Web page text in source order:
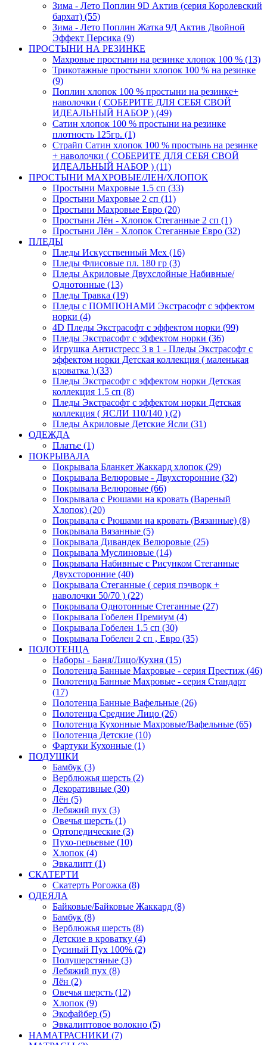
Зима - Лето Поплин 9D Актив (серия Королевский
бархат) (55)
Зима - Лето Поплин Жатка 9Д Актив Двойной
Эффект Персика (9)
ПРОСТЫНИ НА РЕЗИНКЕ
Махровые простыни на резинке хлопок 100 % (13)
Трикотажные простыни хлопок 100 % на резинке
(9)
Поплин хлопок 100 % простыни на резинке+
наволочки ( СОБЕРИТЕ ДЛЯ СЕБЯ СВОЙ
ИДЕАЛЬНЫЙ НАБОР ) (49)
Сатин хлопок 100 % простыни на резинке
плотность 125гр. (1)
Страйп Сатин хлопок 100 % простынь на резинке
+ наволочки ( СОБЕРИТЕ ДЛЯ СЕБЯ СВОЙ
ИДЕАЛЬНЫЙ НАБОР ) (11)
ПРОСТЫНИ МАХРОВЫЕ/ЛЕН/ХЛОПОК
Простыни Махровые 1.5 сп (33)
Простыни Махровые 2 сп (11)
Простыни Махровые Евро (20)
Простыни Лён - Хлопок Стеганные 2 сп (1)
Простыни Лён - Хлопок Стеганные Евро (32)
ПЛЕДЫ
Пледы Искусственный Мех (16)
Пледы Флисовые пл. 180 гр (3)
Пледы Акриловые Двухслойные Набивные/
Однотонные (13)
Пледы Травка (19)
Пледы с ПОМПОНАМИ Экстрасофт с эффектом
норки (4)
4D Пледы Экстрасофт с эффектом норки (99)
Пледы Экстрасофт с эффектом норки (36)
Игрушка Антистресс 3 в 1 - Пледы Экстрасофт с
эффектом норки Детская коллекция ( маленькая
кроватка ) (33)
Пледы Экстрасофт с эффектом норки Детская
коллекция 1.5 сп (8)
Пледы Экстрасофт с эффектом норки Детская
коллекция ( ЯСЛИ 110/140 ) (2)
Пледы Акриловые Детские Ясли (31)
ОДЕЖДА
Платье (1)
ПОКРЫВАЛА
Покрывала Бланкет Жаккард хлопок (29)
Покрывала Велюровые - Двухсторонние (32)
Покрывала Велюровые (66)
Покрывала с Рюшами на кровать (Вареный
Хлопок) (20)
Покрывала с Рюшами на кровать (Вязанные) (8)
Покрывала Вязанные (5)
Покрывала Дивандек Велюровые (25)
Покрывала Муслиновые (14)
Покрывала Набивные с Рисунком Стеганные
Двухсторонние (40)
Покрывала Стеганные ( серия пэчворк +
наволочки 50/70 ) (22)
Покрывала Однотонные Стеганные (27)
Покрывала Гобелен Премиум (4)
Покрывала Гобелен 1.5 сп (30)
Покрывала Гобелен 2 сп , Евро (35)
ПОЛОТЕНЦА
Наборы - Баня/Лицо/Кухня (15)
Полотенца Банные Махровые - серия Престиж (46)
Полотенца Банные Махровые - серия Стандарт
(17)
Полотенца Банные Вафельные (26)
Полотенца Средние Лицо (26)
Полотенца Кухонные Махровые/Вафельные (65)
Полотенца Детские (10)
Фартуки Кухонные (1)
ПОДУШКИ
Бамбук (3)
Верблюжья шерсть (2)
Декоративные (30)
Лён (5)
Лебяжий пух (3)
Овечья шерсть (1)
Ортопедические (3)
Пухо-перьевые (10)
Хлопок (4)
Эвкалипт (1)
СКАТЕРТИ
Скатерть Рогожка (8)
ОДЕЯЛА
Байковые/Байковые Жаккард (8)
Бамбук (8)
Верблюжья шерсть (8)
Детские в кроватку (4)
Гусиный Пух 100% (2)
Полушерстяные (3)
Лебяжий пух (8)
Лён (2)
Овечья шерсть (12)
Хлопок (9)
Экофайбер (5)
Эвкалиптовое волокно (5)
НАМАТРАСНИКИ (7)